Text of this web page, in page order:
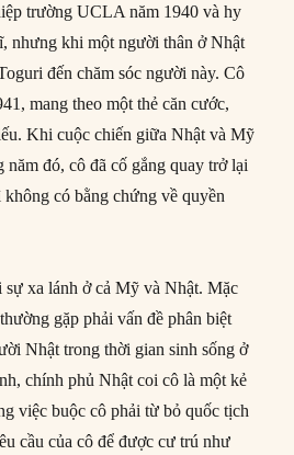
trường UCLA năm 1940 và hy
nhưng khi một người thân ở Nhật
đến chăm sóc người này. Cô
mang theo một thẻ căn cước,
Khi cuộc chiến giữa Nhật và Mỹ
năm đó, cô đã cố gắng quay trở lại
có bằng chứng về quyền
xa lánh ở cả Mỹ và Nhật. Mặc
gặp phải vấn đề phân biệt
Nhật trong thời gian sinh sống ở
chính phủ Nhật coi cô là một kẻ
việc buộc cô phải từ bỏ quốc tịch
cầu của cô để được cư trú như